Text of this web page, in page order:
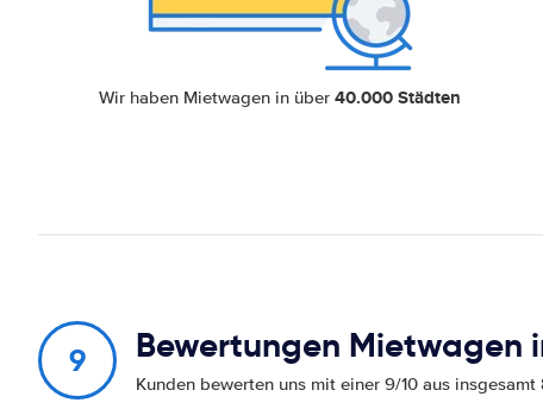
Wir haben Mietwagen in über40.000 Städten
9 Bewertungen Mietwagen
Kunden bewerten uns mit einer 9/10 aus insgesamt